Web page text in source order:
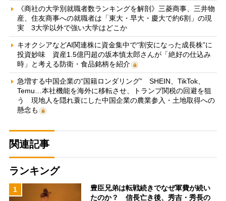
《商社の大学別就職者数ランキングを解剖》三菱商事、三井物
産、住友商事への就職者は「東大・早大・慶大で約6割」の現
実 3大学以外で強い大学はどこか
キオクシアなどAI関連株に資金集中で“割安になった成長株”に
投資妙味 資産1.5億円超の坂本慎太郎さんが「絶好の仕込み
時」と考える防衛・食品銘柄を紹介
急増する中国企業の“国籍ロンダリング” SHEIN、TikTok、
Temu…本社機能を海外に移転させ、トランプ関税の回避を狙
う 現地人を隠れ蓑にした中国企業の農業参入・土地取得への
懸念も
関連記事
ランキング
1
豊臣兄弟は転戦続きでなぜ軍費が続い
たのか？ 信長亡き後、秀吉・秀長の